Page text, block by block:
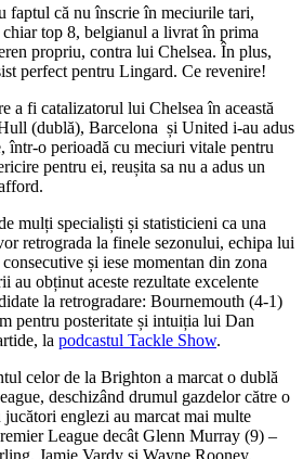
faptul că nu înscrie în meciurile tari,
top 8, belgianul a livrat în prima
propriu, contra lui Chelsea. În plus,
perfect pentru Lingard. Ce revenire!
a fi catalizatorul lui Chelsea în această
(dublă), Barcelona și United i-au adus
într-o perioadă cu meciuri vitale pentru
pentru ei, reușita sa nu a adus un
mulți specialiști și statisticieni ca una
retrograda la finele sezonului, echipa lui
și iese momentan din zona
au obținut aceste rezultate excelente
la retrogradare: Bournemouth (4-1)
pentru posteritate și intuiția lui Dan
la podcastul Tackle Show.
celor de la Brighton a marcat o dublă
deschizând drumul gazdelor către o
jucători englezi au marcat mai multe
League decât Glenn Murray (9) –